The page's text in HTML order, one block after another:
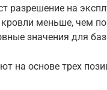
разрешение на
меньше, чем
значения для
на основе трех